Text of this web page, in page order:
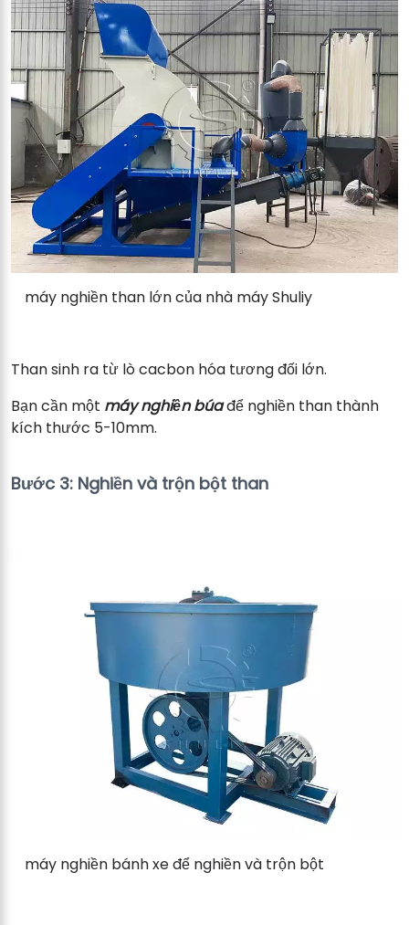
máy nghiền than lớn của nhà máy Shuliy
Than sinh ra từ lò cacbon hóa tương đối lớn.
Bạn cần một máy nghiền búađể nghiền than thành
kích thước 5-10mm.
Bước 3: Nghiền và trộn bột than
máy nghiền bánh xe để nghiền và trộn bột